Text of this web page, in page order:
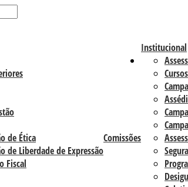
Institucional
Comissões
de Ética
de Liberdade de Expressão
Fiscal
Cursos